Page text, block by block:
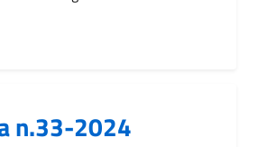
n.33-2024